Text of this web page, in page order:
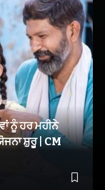
ਨੂੰ ਹਰ ਮਹੀਨੇ
ਸ਼ੁਰੂ | CM